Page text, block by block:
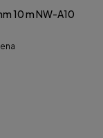
10 m NW-A10